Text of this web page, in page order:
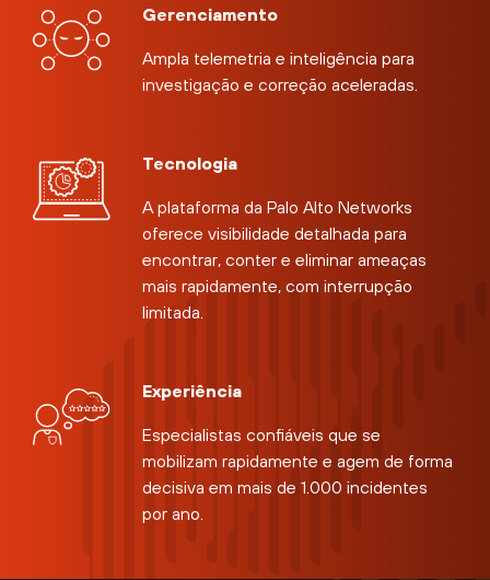
Gerenciamento
Ampla telemetria e inteligência para
investigação e correção aceleradas.
Tecnologia
A plataforma da Palo Alto Networks
oferece visibilidade detalhada para
encontrar, conter e eliminar ameaças
mais rapidamente, com interrupção
limitada.
Experiência
Especialistas confiáveis que se
mobilizam rapidamente e agem de forma
decisiva em mais de 1.000 incidentes
por ano.